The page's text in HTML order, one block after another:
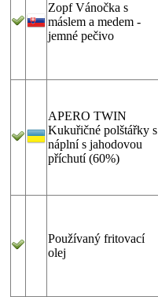
Zopf Vánočka s
máslem a medem -
jemné pečivo
APERO TWIN
Kukuřičné polštářky s
náplní s jahodovou
příchutí (60%)
Používaný fritovací
olej